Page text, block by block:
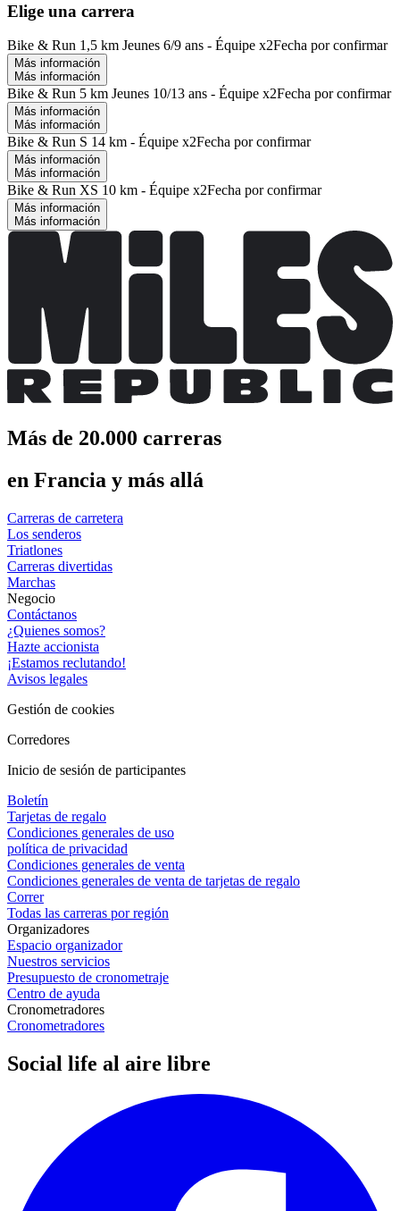
Elige una carrera
Bike & Run 1,5 km Jeunes 6/9 ans - Équipe x2Fecha por confirmar
Más información
Más información
Bike & Run 5 km Jeunes 10/13 ans - Équipe x2Fecha por confirmar
Más información
Más información
Bike & Run S 14 km - Équipe x2Fecha por confirmar
Más información
Más información
Bike & Run XS 10 km - Équipe x2Fecha por confirmar
Más información
Más información
Más de 20.000 carreras
en Francia y más allá
Carreras de carretera
Los senderos
Triatlones
Carreras divertidas
Marchas
Negocio
Contáctanos
¿Quienes somos?
Hazte accionista
¡Estamos reclutando!
Avisos legales
Gestión de cookies
Corredores
Inicio de sesión de participantes
Boletín
Tarjetas de regalo
Condiciones generales de uso
política de privacidad
Condiciones generales de venta
Condiciones generales de venta de tarjetas de regalo
Correr
Todas las carreras por región
Organizadores
Espacio organizador
Nuestros servicios
Presupuesto de cronometraje
Centro de ayuda
Cronometradores
Cronometradores
Social life al aire libre